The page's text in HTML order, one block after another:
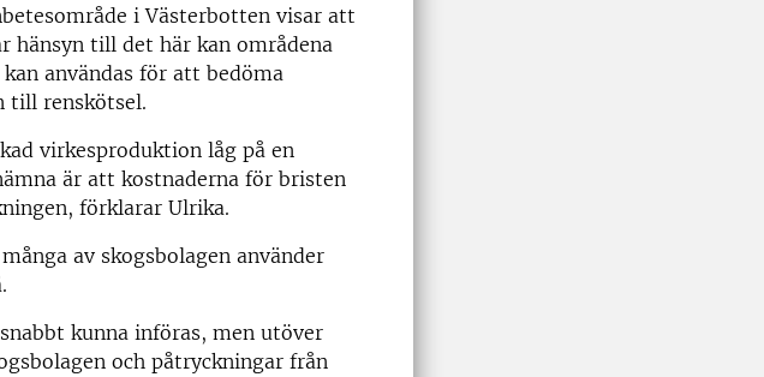
i Västerbotten visar att
hänsyn till det här kan områdena
användas för att bedöma
till renskötsel.
virkesproduktion låg på en
är att kostnaderna för bristen
förklarar Ulrika.
av skogsbolagen använder
kunna införas, men utöver
och påtryckningar från